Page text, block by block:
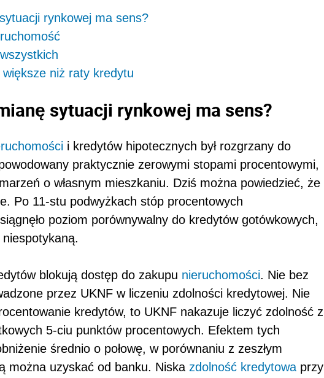
rynkowej ma sens?
niż raty kredytu
sytuacji rynkowej ma sens?
i kredytów hipotecznych był rozgrzany do
praktycznie zerowymi stopami procentowymi,
o własnym mieszkaniu. Dziś można powiedzieć, że
Po 11-stu podwyżkach stóp procentowych
poziom porównywalny do kredytów gotówkowych,
blokują dostęp do zakupu nieruchomości. Nie bez
przez UKNF w liczeniu zdolności kredytowej. Nie
kredytów, to UKNF nakazuje liczyć zdolność z
5-ciu punktów procentowych. Efektem tych
średnio o połowę, w porównaniu z zeszłym
można uzyskać od banku. Niska zdolność kredytowaprzy